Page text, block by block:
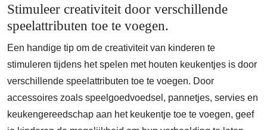
Stimuleer creativiteit door verschillende
speelattributen toe te voegen.
Een handige tip om de creativiteit van kinderen te
stimuleren tijdens het spelen met houten keukentjes is door
verschillende speelattributen toe te voegen. Door
accessoires zoals speelgoedvoedsel, pannetjes, servies en
keukengereedschap aan het keukentje toe te voegen, geef